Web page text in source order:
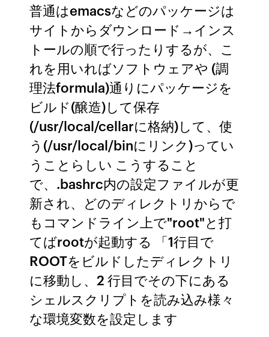
普通はemacsなどのパッケージは
サイトからダウンロード→インス
トールの順で行ったりするが、こ
れを用いればソフトウェアや (調
理法formula)通りにパッケージを
ビルド(醸造)して保存
(/usr/local/cellarに格納)して、使
う(/usr/local/binにリンク)ってい
うことらしい こうすること
で、.bashrc内の設定ファイルが更
新され、どのディレクトリからで
もコマンドライン上で"root"と打
てばrootが起動する 「1行目で
ROOTをビルドしたディレクトリ
に移動し、2 行目でその下にある
シェルスクリプトを読み込み様々
な環境変数を設定します